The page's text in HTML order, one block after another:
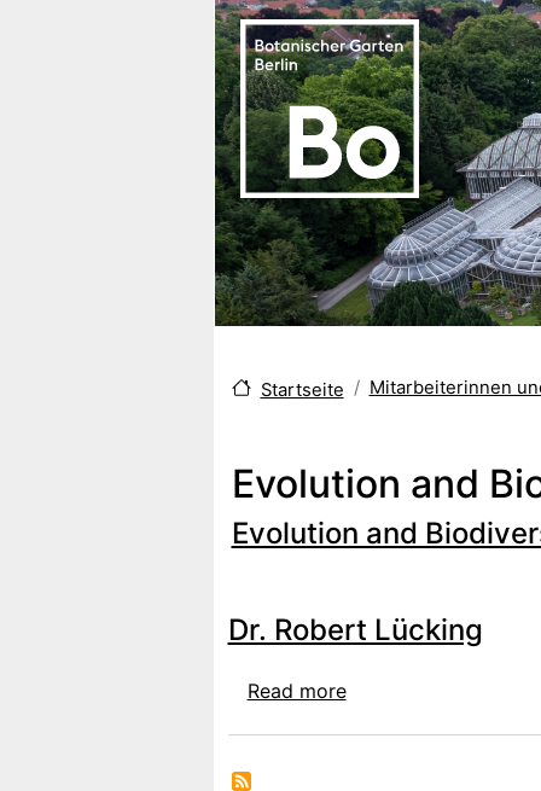
Startseite Mitarbeiterinnen
Evolution and
Evolution and
Dr. Robert Lücking
Read moreabout Dr. Robert